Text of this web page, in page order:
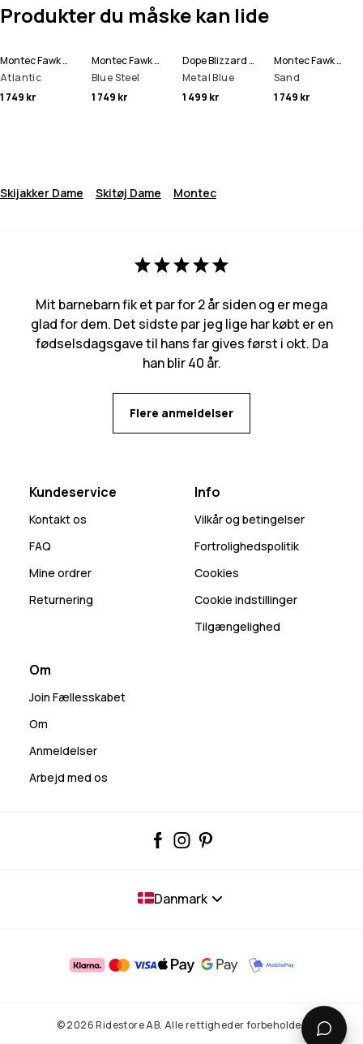
Produkter du måske kan lide
Montec Fawk W Skijakke Dame
Atlantic
1 749 kr
Montec Fawk W Skijakke Dame
Blue Steel
1 749 kr
Dope Blizzard W Full Zip Snowboardjakke Dame
Metal Blue
1 499 kr
Montec Fawk W Skijakke Dame
Sand
1 749 kr
Skijakker Dame Skitøj Dame Montec
Mit barnebarn fik et par for 2 år siden og er mega
glad for dem. Det sidste par jeg lige har købt er en
fødselsdagsgave til hans far gives først i okt. Da
han blir 40 år.
Flere anmeldelser
Kundeservice
Kontakt os
FAQ
Mine ordrer
Returnering
Info
Vilkår og betingelser
Fortrolighedspolitik
Cookies
Cookie indstillinger
Tilgængelighed
Om
Join Fællesskabet
Om
Anmeldelser
Arbejd med os
Danmark
© 2026 Ridestore AB. Alle rettigheder forbeholdes